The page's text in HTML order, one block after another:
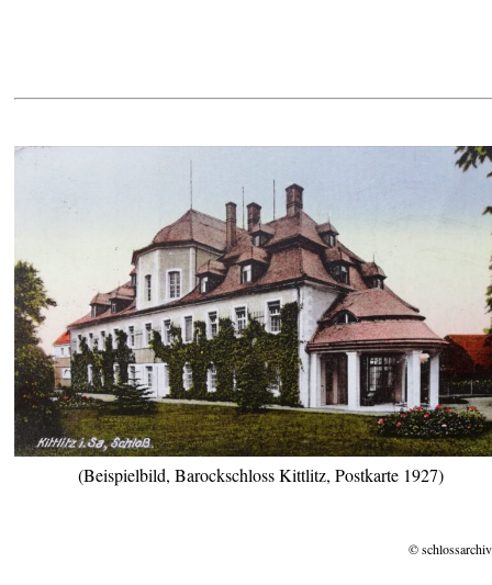
(Beispielbild, Barockschloss Kittlitz, Postkarte 1927)
©